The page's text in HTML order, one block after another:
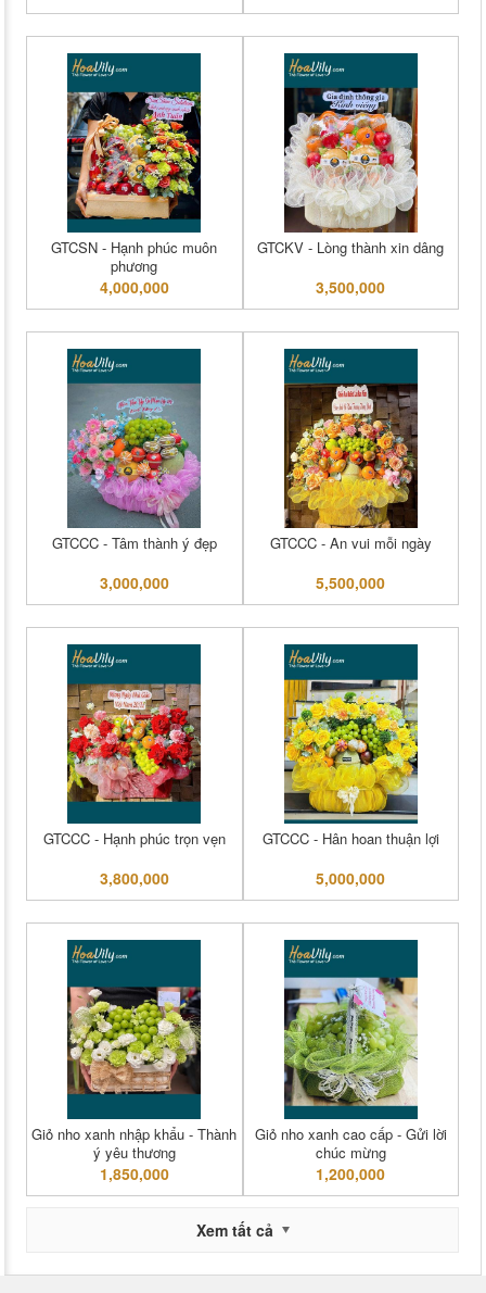
GTCSN - Hạnh phúc muôn
phương
4,000,000
GTCKV - Lòng thành xin dâng
3,500,000
GTCCC - Tâm thành ý đẹp
3,000,000
GTCCC - An vui mỗi ngày
5,500,000
GTCCC - Hạnh phúc trọn vẹn
3,800,000
GTCCC - Hân hoan thuận lợi
5,000,000
Giỏ nho xanh nhập khẩu - Thành
ý yêu thương
1,850,000
Giỏ nho xanh cao cấp - Gửi lời
chúc mừng
1,200,000
Xem tất cả